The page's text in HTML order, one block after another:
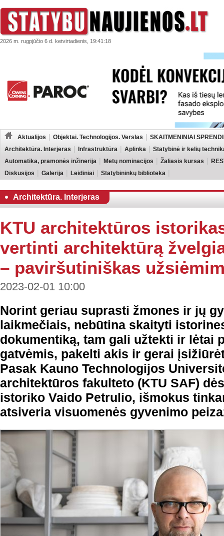
2026 m. rugpjūčio 6 d. ketvirtadienis, 19:41:18
Aktualijos Objektai. Technologijos. Verslas
SKAITMENINIAI
Architektūra. Interjeras
Infrastruktūra Aplinka
Statybinė ir kelių
Automatika, pramonės inžinerija
Metų nominacijos Žaliasis kursas
Diskusijos
Galerija Leidiniai Statybininkų biblioteka
Architektūra. Interjeras
KTU architektūros
vertinti architektūrą
– paviršutiniškas
2023-02-01 10:00
Norint geriau suprasti žmones ir jų
laikmečiais, nebūtina skaityti
dokumentiką, tam gali užtekti ir lėtai
gatvėmis, pakelti akis ir gerai
Pasak Kauno Technologijos
architektūros fakulteto (KTU SAF)
istoriko Vaido Petrulio, išmokus
atsiveria visuomenės gyvenimo